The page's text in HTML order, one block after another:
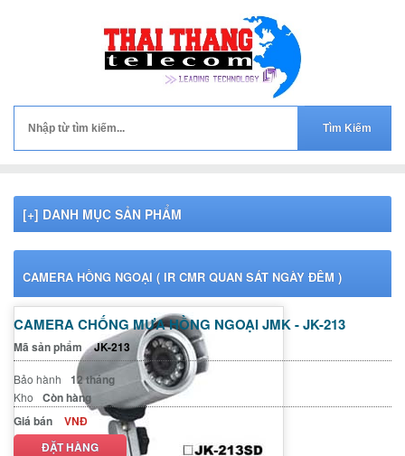
[+] DANH MỤC SẢN PHẨM
CAMERA HỒNG NGOẠI ( IR CMR QUAN SÁT NGÀY ĐÊM )
CAMERA CHỐNG MƯA HỒNG NGOẠI JMK - JK-213
Mã sản phẩm JK-213
Bảo hành 12 tháng
Kho
Còn hàng
Giá bán
VNĐ
ĐẶT HÀNG